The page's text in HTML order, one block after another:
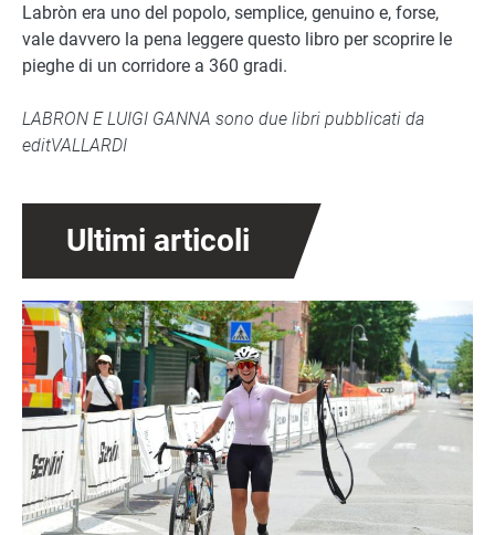
Labròn era uno del popolo, semplice, genuino e, forse,
vale davvero la pena leggere questo libro per scoprire le
pieghe di un corridore a 360 gradi.
LABRON E LUIGI GANNA sono due libri pubblicati da
editVALLARDI
Ultimi articoli
Immagine